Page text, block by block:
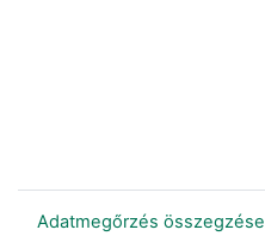
Adatmegőrzés összegzése